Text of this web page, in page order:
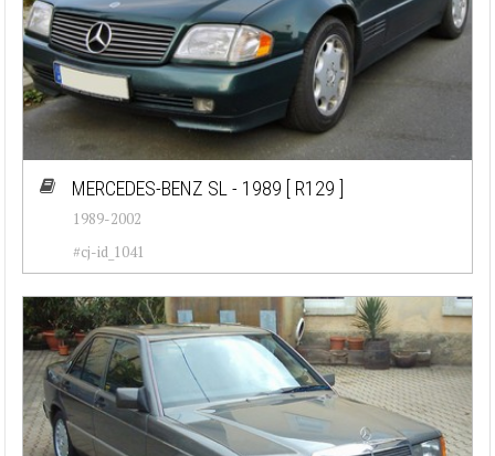
MERCEDES-BENZ SL - 1989 [ R129 ]
1989-2002
#cj-id_1041